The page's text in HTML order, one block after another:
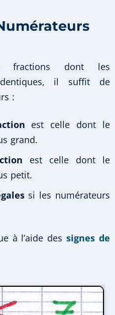
fractions dont les
il suffit de
:
est celle dont le
grand.
est celle dont le
petit.
si les numérateurs
à l’aide dessignes de